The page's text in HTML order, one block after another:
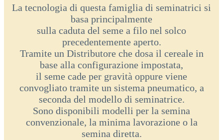
La tecnologia di questa famiglia di seminatrici si
basa principalmente
sulla caduta del seme a filo nel solco
precedentemente aperto.
Tramite un Distributore che dosa il cereale in
base alla configurazione impostata,
il seme cade per gravità oppure viene
convogliato tramite un sistema pneumatico, a
seconda del modello di seminatrice.
Sono disponibili modelli per la semina
convenzionale, la minima lavorazione o la
semina diretta.